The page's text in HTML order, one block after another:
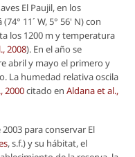
El Paujil, en los
11´ W, 5° 56' N) con
los 1200 m y temperatura
., 2008). En el año se
abril y mayo el primero y
La humedad relativa oscila
., 2000citado en Aldanaet al.,
para conservar El
, s.f.) y su hábitat, el